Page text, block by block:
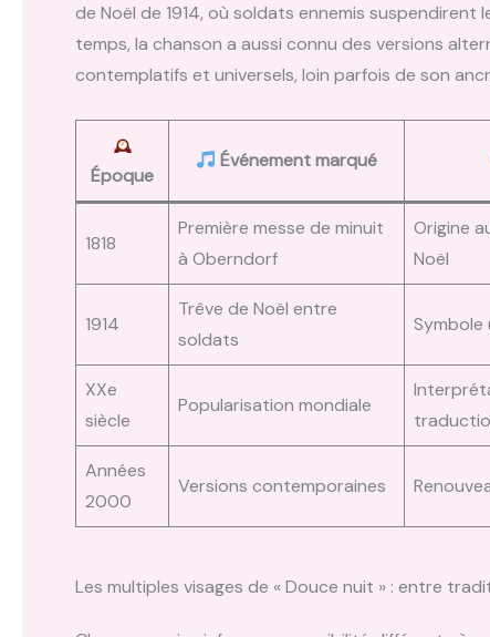
de Noël de 1914, où soldats ennemis
temps, la chanson a aussi connu des versions
contemplatifs et universels, loin parfois de son
Époque
Événement marqué
1818
Première messe de minuit
à Oberndorf
Origine
Noël
1914
Trêve de Noël entre
soldats
Symbole
XXe
siècle
Popularisation mondiale
Années
2000
Versions contemporaines
Les multiples visages de « Douce nuit » : entre